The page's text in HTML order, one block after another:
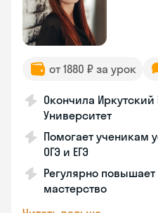
от 1880 ₽ за урок
Окончила
Университет
Помогает ученикам
ОГЭ и ЕГЭ
Регулярно
мастерство